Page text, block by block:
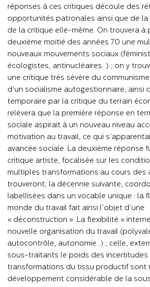
réponses à ces critiques découle des
opportunités patronales ainsi que de
de la critique elle-même. On trouvera à
deuxième moitié des années 70 une
nouveaux mouvements sociaux
écologistes, antinucléaires...) ; on y
une critique très sévère du
d’un socialisme autogestionnaire, ainsi
temporaire par la critique du terrain
relèvera que la première réponse en
sociale aspirait à un nouveau niveau
motivation au travail, ce qui
avancée sociale. La deuxième réponse
critique artiste, focalisée sur les
multiples transformations au cours des
trouveront, la décennie suivante,
labellisées dans un vocable unique : la
monde du travail fait ainsi l’objet d’une
« déconstruction ». La flexibilité «
nouvelle organisation du travail
autocontrôle, autonomie…) ; celle,
sous-traitants le poids des incertitudes
transformations du tissu productif sont
développement considérable de la